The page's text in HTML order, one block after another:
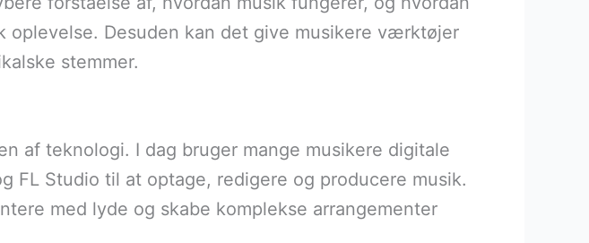
oplevelse. Desuden kan det give musikere værktøjer
stemmer.
af teknologi. I dag bruger mange musikere digitale
FL Studio til at optage, redigere og producere musik.
med lyde og skabe komplekse arrangementer